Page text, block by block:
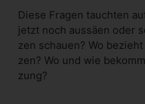
Die­se Fra­gen tauch­ten
jetzt noch aus­sä­en oder
zen schau­en? Wo
zen? Wo und wie
zung?